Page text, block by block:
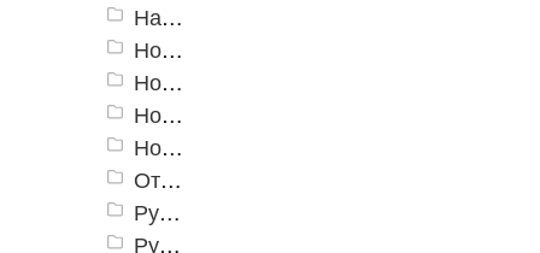
Напильники, надфили
Ножницы для профилей
Ножницы по металлу
Ножовки
Ножовки и полотна по металлу
Отвертки
Рубанки
Ручные дрели